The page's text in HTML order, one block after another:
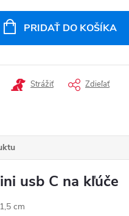
PRIDAŤ DO KOŠÍKA
Strážiť Zdieľať
usb C na kľúče
cm